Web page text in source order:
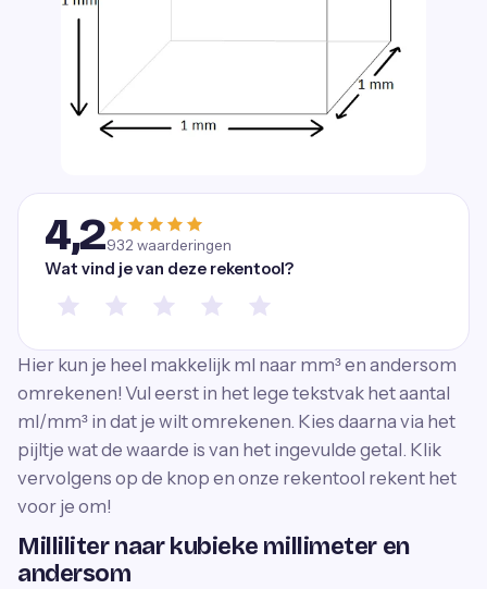
4,2932 waarderingen
Wat vind je van deze rekentool?
Hier kun je heel makkelijk ml naar mm³ en andersom
omrekenen! Vul eerst in het lege tekstvak het aantal
ml/mm³ in dat je wilt omrekenen. Kies daarna via het
pijltje wat de waarde is van het ingevulde getal. Klik
vervolgens op de knop en onze rekentool rekent het
voor je om!
Milliliter naar kubieke millimeter en
andersom